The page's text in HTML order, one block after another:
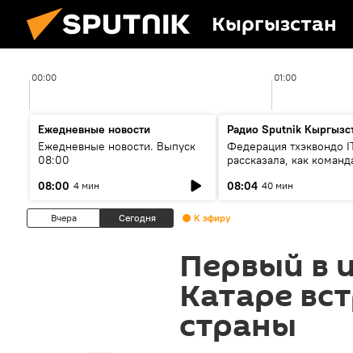
Кыргызстан
00:00 01:00
Ежедневные новости
Ежедневные новости. Выпуск
08:00
08:00 4 мин
Радио Sputnik
Федерация тхэквондо
рассказала, как
08:04 40 мин
Вчера Сегодня К эфиру
Первый в
Катаре
страны